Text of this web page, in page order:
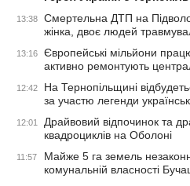
13:38
Смертельна ДТП на
жінка, двоє людей
13:16
Європейські мільйони
активно ремонтують
12:42
На Тернопільщині
за участю легенди
12:01
Драйвовий відпочинок та
квадроциклів на Оболоні
11:57
Майже 5 га земель
комунальній власності